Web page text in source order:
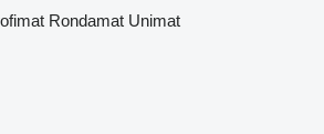
Rondamat Unimat